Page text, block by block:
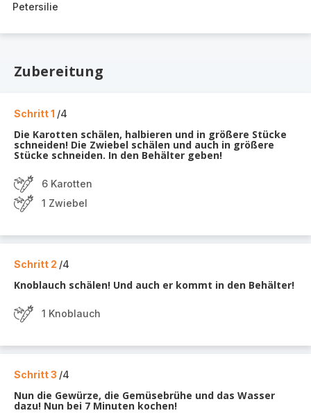
Petersilie
Zubereitung
Schritt 1 /4
Die Karotten schälen, halbieren und in größere Stücke
schneiden! Die Zwiebel schälen und auch in größere
Stücke schneiden. In den Behälter geben!
6 Karotten
1 Zwiebel
Schritt 2 /4
Knoblauch schälen! Und auch er kommt in den Behälter!
1 Knoblauch
Schritt 3 /4
Nun die Gewürze, die Gemüsebrühe und das Wasser
dazu! Nun bei 7 Minuten kochen!